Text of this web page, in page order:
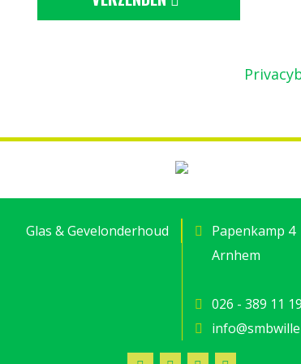
Glas & Gevelonderhoud
Papenkamp 4
Arnhem
026 - 389 11 19